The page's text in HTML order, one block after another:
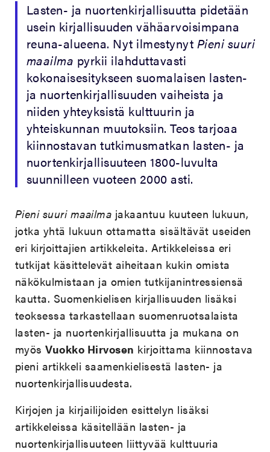
Lasten- ja nuortenkirjallisuutta pidetään
usein kirjallisuuden vähäarvoisimpana
reuna-alueena. Nyt ilmestynyt Pieni suuri
maailma pyrkii ilahduttavasti
kokonaisesitykseen suomalaisen lasten-
ja nuortenkirjallisuuden vaiheista ja
niiden yhteyksistä kulttuurin ja
yhteiskunnan muutoksiin. Teos tarjoaa
kiinnostavan tutkimusmatkan lasten- ja
nuortenkirjallisuuteen 1800-luvulta
suunnilleen vuoteen 2000 asti.
Pieni suuri maailma jakaantuu kuuteen lukuun,
jotka yhtä lukuun ottamatta sisältävät useiden
eri kirjoittajien artikkeleita. Artikkeleissa eri
tutkijat käsittelevät aiheitaan kukin omista
näkökulmistaan ja omien tutkijanintressiensä
kautta. Suomenkielisen kirjallisuuden lisäksi
teoksessa tarkastellaan suomenruotsalaista
lasten- ja nuortenkirjallisuutta ja mukana on
myösVuokko Hirvosen kirjoittama kiinnostava
pieni artikkeli saamenkielisestä lasten- ja
nuortenkirjallisuudesta.
Kirjojen ja kirjailijoiden esittelyn lisäksi
artikkeleissa käsitellään lasten- ja
nuortenkirjallisuuteen liittyvää kulttuuria